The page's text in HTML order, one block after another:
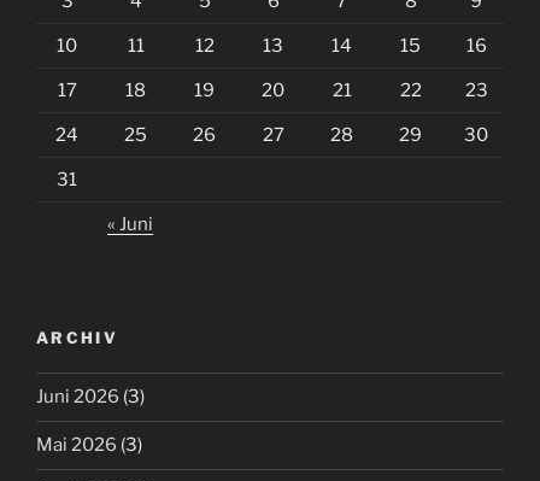
10 11 12 13 14 15 16
17 18 19 20 21 22 23
24 25 26 27 28 29 30
31
« Juni
ARCHIV
Juni 2026 (3)
Mai 2026 (3)